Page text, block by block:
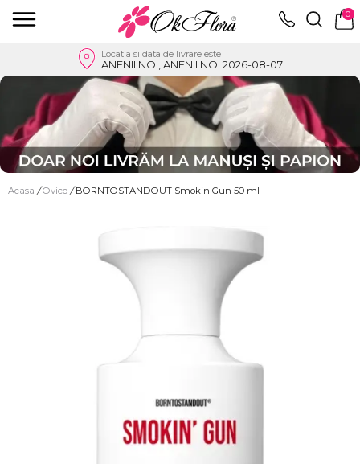
0
Locatia si data de livrare este
ANENII NOI, ANENII NOI 2026-08-07
Acasa / Ovico / BORNTOSTANDOUT Smokin Gun 50 ml